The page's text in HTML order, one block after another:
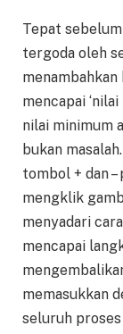
Tepat
tergoda oleh
mencapai
nilai minimum
bukan
tombol + dan –
mengklik
menyadari
mencapai
memasukkan
seluruh